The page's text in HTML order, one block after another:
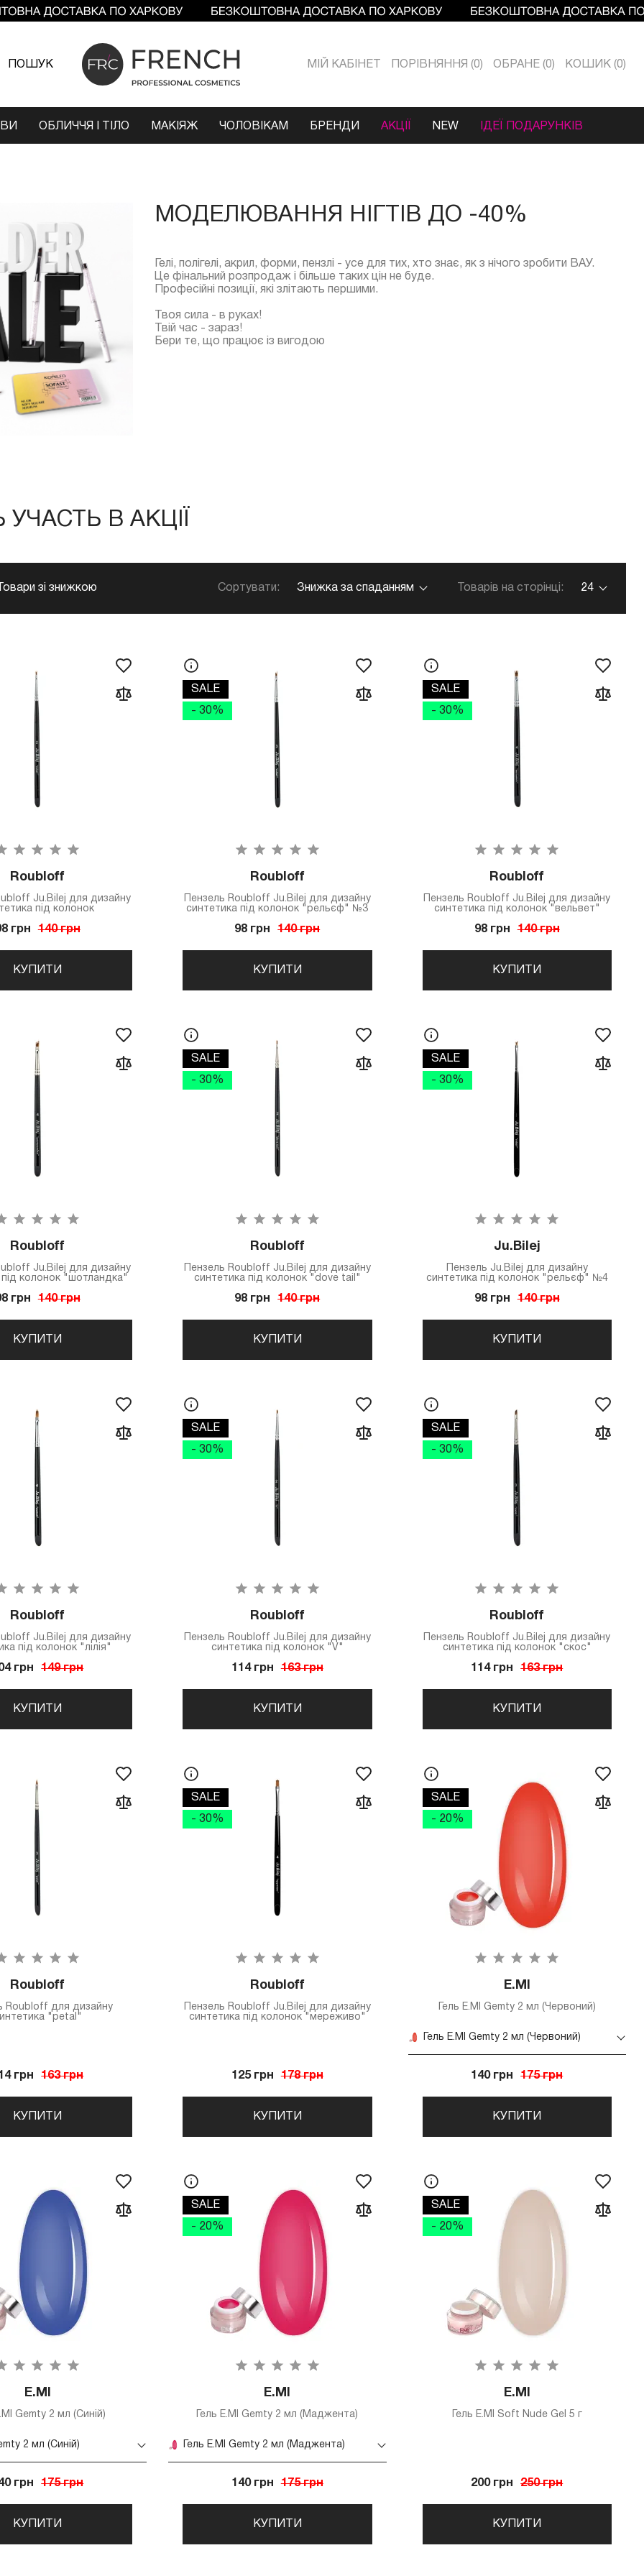
ПОШУК МIЙ КАБIНЕТ ПОРІВНЯННЯ 0 ОБРАНЕ 0 КОШИК 0
ОБЛИЧЧЯ І ТІЛО МАКІЯЖ ЧОЛОВІКАМ БРЕНДИ АКЦІЇ NEW ІДЕЇ ПОДАРУНКІВ
МОДЕЛЮВАННЯ НІГТІВ ДО -40%
Гелі, полігелі, акрил, форми, пензлі - усе для тих, хто знає, як з нічого зробити ВАУ.
Це фінальний розпродаж і більше таких цін не буде.
Професійні позиції, які злітають першими.
Твоя сила - в руках!
Твій час - зараз!
Бери те, що працює із вигодою
В АКЦІЇ
Товари зі знижкою Сортувати: Знижка за спаданням Товарів на сторінці: 24
Roubloff
Ju.Bilej для дизайну
під колонок
грн 140 грн
КУПИТИ
SALE
- 30%
Roubloff
Пензель Roubloff Ju.Bilej для дизайну
синтетика під колонок "рельєф" №3
98 грн 140 грн
КУПИТИ
SALE
- 30%
Roubloff
Пензель Roubloff Ju.Bilej для дизайну
синтетика під колонок "вельвет"
98 грн 140 грн
КУПИТИ
Roubloff
Ju.Bilej для дизайну
під колонок "шотландка"
грн 140 грн
КУПИТИ
SALE
- 30%
Roubloff
Пензель Roubloff Ju.Bilej для дизайну
синтетика під колонок "dove tail"
98 грн 140 грн
КУПИТИ
SALE
- 30%
Ju.Bilej
Пензель Ju.Bilej для дизайну
синтетика під колонок "рельєф" №4
98 грн 140 грн
КУПИТИ
Roubloff
Ju.Bilej для дизайну
під колонок "лілія"
грн 149 грн
КУПИТИ
SALE
- 30%
Roubloff
Пензель Roubloff Ju.Bilej для дизайну
синтетика під колонок "V"
114 грн 163 грн
КУПИТИ
SALE
- 30%
Roubloff
Пензель Roubloff Ju.Bilej для дизайну
синтетика під колонок "скос"
114 грн 163 грн
КУПИТИ
Roubloff
Roubloff для дизайну
"petal"
грн 163 грн
КУПИТИ
SALE
- 30%
Roubloff
Пензель Roubloff Ju.Bilej для дизайну
синтетика під колонок "мереживо"
125 грн 178 грн
КУПИТИ
SALE
- 20%
E.MI
Гель E.MI Gemty 2 мл (Червоний)
Гель E.MI Gemty 2 мл (Червоний)
140 грн 175 грн
КУПИТИ
E.MI
Gemty 2 мл (Синій)
2 мл (Синій)
грн 175 грн
КУПИТИ
SALE
- 20%
E.MI
Гель E.MI Gemty 2 мл (Маджента)
Гель E.MI Gemty 2 мл (Маджента)
140 грн 175 грн
КУПИТИ
SALE
- 20%
E.MI
Гель E.MI Soft Nude Gel 5 г
200 грн 250 грн
КУПИТИ